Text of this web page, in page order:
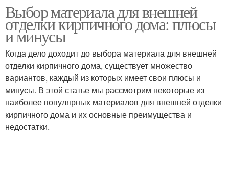
Выбор материала для внешней
отделки кирпичного дома: плюсы
и минусы
Когда дело доходит до выбора материала для внешней
отделки кирпичного дома, существует множество
вариантов, каждый из которых имеет свои плюсы и
минусы. В этой статье мы рассмотрим некоторые из
наиболее популярных материалов для внешней отделки
кирпичного дома и их основные преимущества и
недостатки.